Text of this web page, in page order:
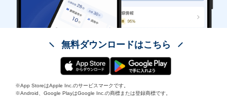
無料ダウンロードはこちら
※App StoreはApple Inc.のサービスマークです。
※Android、Google PlayはGoogle Inc.の商標または登録商標です。